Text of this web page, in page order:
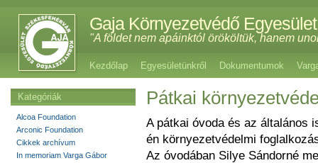
Gaja Környezetvédő Egyesület
"A földet nem apáinktól örököltük, hanem
Kezdőlap Egyesületünkről Dokumentumok
Pátkai
A pátkai óvoda és az általános
én környezetvédelmi
Az óvodában Silye Sándorné
Kategóriák
Alcoa Foundation
Arconic Foundation
Cikkek archívum
In memoriam Varga Gábor